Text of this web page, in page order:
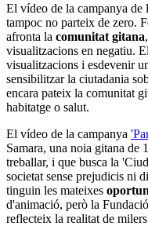
El vídeo de la campanya de
tampoc no parteix de zero.
afronta la comunitat gitana
visualitzacions en negatiu.
visualitzacions i esdevenir
sensibilitzar la ciutadania
encara pateix la comunitat
habitatge o salut.
El vídeo de la campanya
Samara, una noia gitana
treballar, i que busca la
societat sense prejudicis ni
tinguin les mateixes
d'animació, però la
reflecteix la realitat de